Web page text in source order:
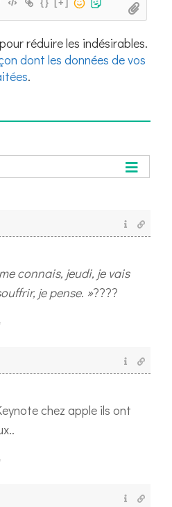
{} [+]
réduire les indésirables.
dont les données de vos
.
connais, jeudi, je vais
je pense. »????
chez apple ils ont